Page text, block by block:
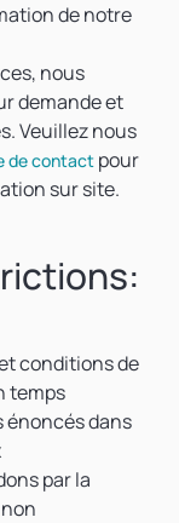
de notre
nous
demande et
Veuillez nous
de contact pour
sur site.
conditions de
temps
énoncés dans
par la